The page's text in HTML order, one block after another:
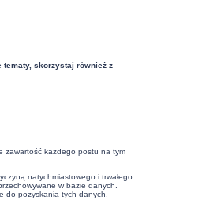
tematy, skorzystaj również z
zawartość każdego postu na tym
natychmiastowego i trwałego
w bazie danych.
do pozyskania tych danych.